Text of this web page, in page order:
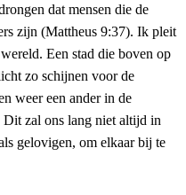
dat mensen die de
zijn (Mattheus 9:37). Ik pleit
Een stad die boven op
zo schijnen voor de
weer een ander in de
zal ons lang niet altijd in
gelovigen, om elkaar bij te